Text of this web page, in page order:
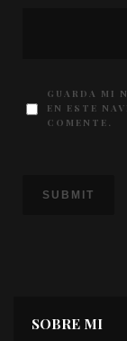
GUARDA MI
EN ESTE
COMENTE.
SOBRE MI